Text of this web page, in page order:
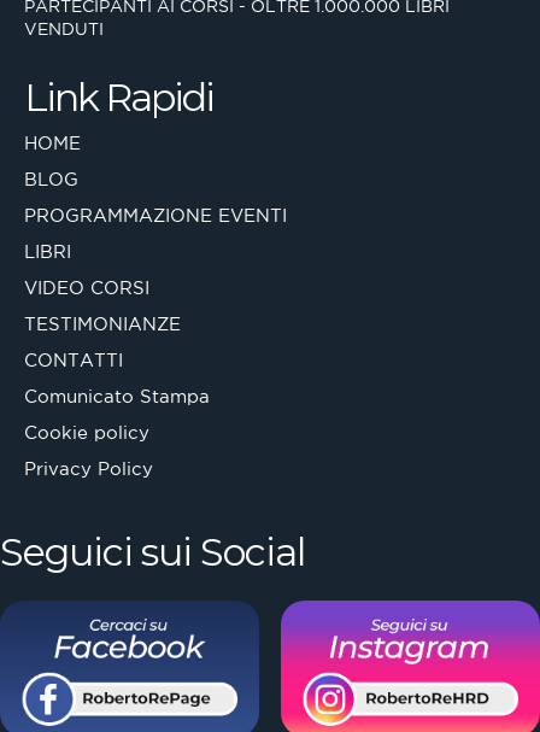
PARTECIPANTI AI CORSI - OLTRE 1.000.000 LIBRI
VENDUTI
Link Rapidi
HOME
BLOG
PROGRAMMAZIONE EVENTI
LIBRI
VIDEO CORSI
TESTIMONIANZE
CONTATTI
Comunicato Stampa
Cookie policy
Privacy Policy
Seguici sui Social